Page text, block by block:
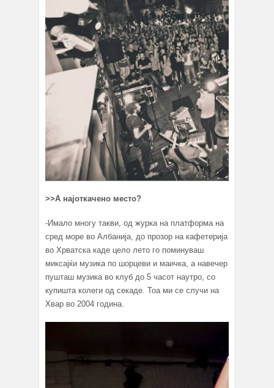
>>А најоткачено место?
-Имало многу такви, од журка на платформа на
сред море во Албанија, до прозор на кафетерија
во Хрватска каде цело лето го поминуваш
миксајќи музика по шорцеви и маичка, а навечер
пушташ музика во клуб до 5 часот наутро, со
купишта колеги од секаде. Тоа ми се случи на
Хвар во 2004 година.